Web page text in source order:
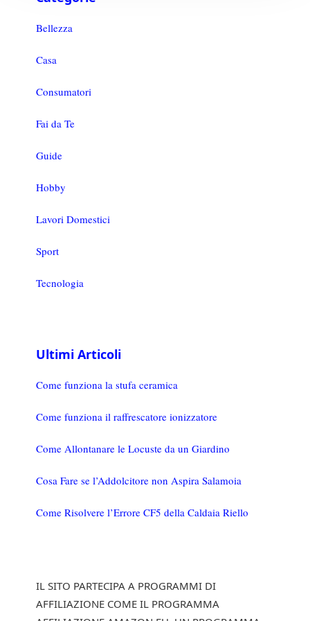
Bellezza
Casa
Consumatori
Fai da Te
Guide
Hobby
Lavori Domestici
Sport
Tecnologia
Ultimi Articoli
Come funziona la stufa ceramica
Come funziona il raffrescatore ionizzatore
Come Allontanare le Locuste da un Giardino
Cosa Fare se l’Addolcitore non Aspira Salamoia
Come Risolvere l’Errore CF5 della Caldaia Riello
IL SITO PARTECIPA A PROGRAMMI DI
AFFILIAZIONE COME IL PROGRAMMA